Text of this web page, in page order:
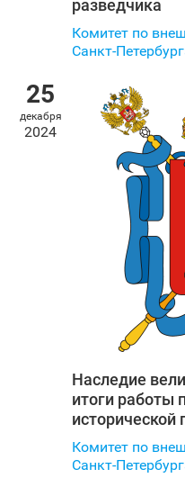
разведчика
Комитет по
25
декабря
2024
Наследие
итоги работы
исторической
Комитет по